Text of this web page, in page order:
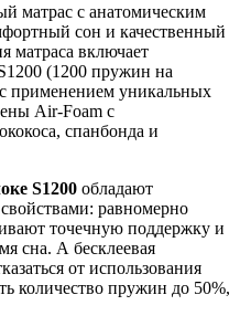
матрас с анатомическим
сон и качественный
матраса включает
(1200 пружин на
применением уникальных
Air-Foam с
спанбонда и
S1200 обладают
равномерно
точечную поддержку и
сна. А бесклеевая
от использования
количество пружин до 50%,